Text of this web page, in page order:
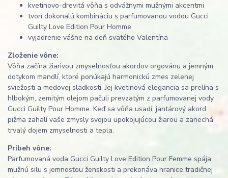
kvetinovo-drevitá vôňa s odvážnymi mužnými akcentmi
tvorí dokonalú kombináciu s parfumovanou vodou Gucci
Guilty Love Edition Pour Homme
vyjadrenie vášne na deň svätého Valentína
Zloženie vône:
Vôňa začína žiarivou zmyselnosťou akordov orgovánu a jemným
dotykom mandlí, ktoré ponúkajú harmonickú zmes zelenej
sviežosti a medovej sladkosti. Jej kvetinová elegancia sa prelína s
hlbokým, zemitým olejom pačuli prevzatým z parfumovanej vody
Gucci Guilty Pour Homme. Keď sa vôňa usadí, jantárový akord
pižma zahalí vaše zmysly svojou upokojujúcou žiarou a zanechá
trvalý dojem zmyselnosti a tepla.
Príbeh vône:
Parfumovaná voda Gucci Guilty Love Edition Pour Femme spája
mužnú silu s jemnosťou ženskosti a prekonáva hranice tradičnej